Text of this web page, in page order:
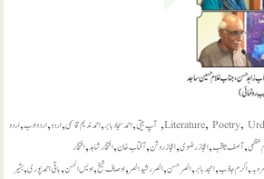
Literature, Poetry,
,آپ بیتی,احمد سجاد بابر,احمد ندیم قاسمی,اردو,اردو ادب,اردو
عظمی,آصف ثاقب,اعجاز رضوی,اعجاز روشن,آفتاب خان,افتخار شاہد,افتخار
,اکرم جاذب,امجد بابر,انصر حسن,انصر رشید انصر,اوصاف شیخ,اویس الحسن,باقی احمد پوری,بشیر